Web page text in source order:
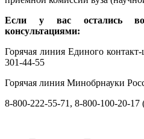
Если у вас остались
консультациями:
Горячая линия Единого
301-44-55
Горячая линия Минобрнауки
8-800-222-55-71, 8-800-100-20-17